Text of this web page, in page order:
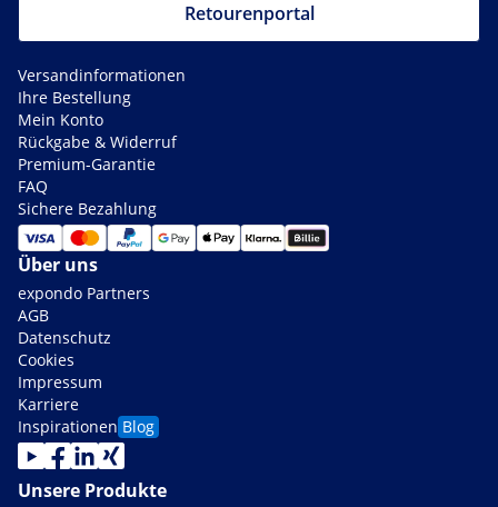
Retourenportal
Versandinformationen
Ihre Bestellung
Mein Konto
Rückgabe & Widerruf
Premium-Garantie
FAQ
Sichere Bezahlung
Über uns
expondo Partners
AGB
Datenschutz
Cookies
Impressum
Karriere
Inspirationen Blog
Unsere Produkte